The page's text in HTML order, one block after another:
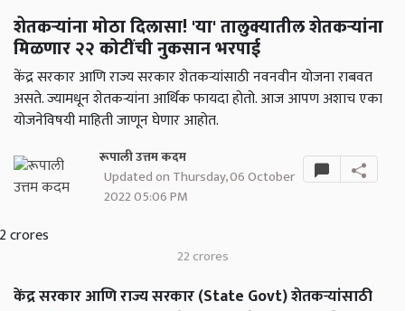
शेतकऱ्यांना मोठा दिलासा! 'या' तालुक्यातील शेतकऱ्यांना
मिळणार २२ कोटींची नुकसान भरपाई
केंद्र सरकार आणि राज्य सरकार शेतकऱ्यांसाठी नवनवीन योजना राबवत
असते. ज्यामधून शेतकऱ्यांना आर्थिक फायदा होतो. आज आपण अशाच एका
योजनेविषयी माहिती जाणून घेणार आहोत.
रूपाली उत्तम कदम
Updated on Thursday, 06 October
2022 05:06 PM
22 crores
केंद्र सरकार आणि राज्य सरकार (State Govt) शेतकऱ्यांसाठी